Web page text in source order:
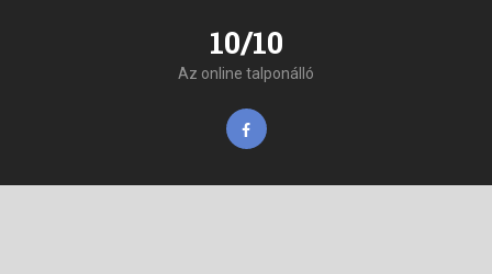
10/10
Az online talponálló